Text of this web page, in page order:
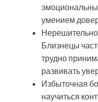
умением
Близнецы
трудно
развивать
Избыточная
научиться